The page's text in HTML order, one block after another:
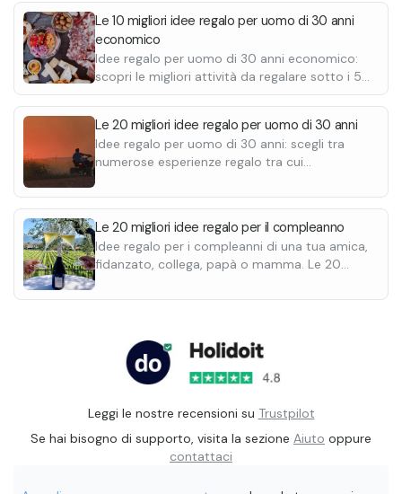
vino.
Le 10 migliori idee regalo per uomo di 30 anni
economico
Idee regalo per uomo di 30 anni economico:
scopri le migliori attività da regalare sotto i 50
euro e scegli tra degustazioni, rafting o
Le 20 migliori idee regalo per uomo di 30 anni
Idee regalo per uomo di 30 anni: scegli tra
numerose esperienze regalo tra cui
e-bike.
Le 20 migliori idee regalo per il compleanno
Idee regalo per i compleanni di una tua amica,
fidanzato, collega, papà o mamma. Le 20
personalizzare
Leggi le nostre recensioni su Trustpilot
Se hai bisogno di supporto, visita la sezione Aiuto oppure
contattaci